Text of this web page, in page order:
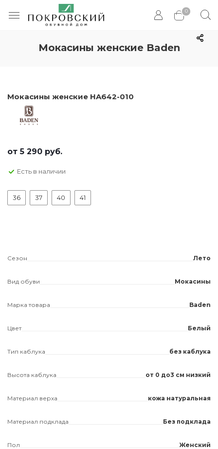
0
Мокасины женские Baden
Мокасины женские HA642-010
от5 290 руб.
Есть в наличии
36 37 40 41
Сезон Лето
Вид обуви Мокасины
Марка товара Baden
Цвет Белый
Тип каблука без каблука
Высота каблука от 0 до3 см низкий
Материал верха кожа натуральная
Материал подклада Без подклада
Пол Женский